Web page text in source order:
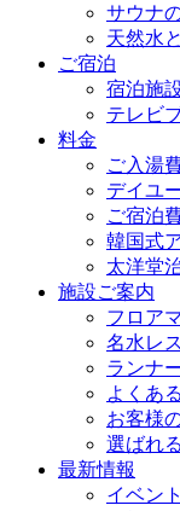
サウナ
天然水
ご宿泊
宿泊施
テレビ
料金
ご入湯
デイユ
ご宿泊
韓国式
太洋堂
施設ご案内
フロア
名水レ
ランナ
よくあ
お客様
選ばれ
最新情報
イベン